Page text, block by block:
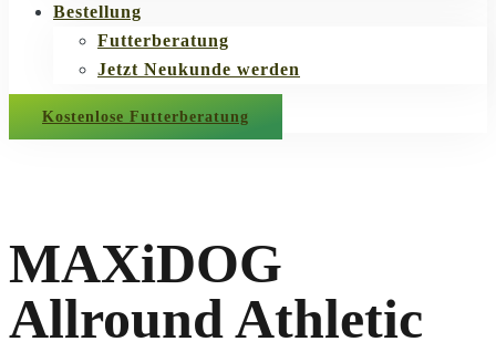
Bestellung
Futterberatung
Jetzt Neukunde werden
Kostenlose Futterberatung
MAXiDOG
Allround Athletic